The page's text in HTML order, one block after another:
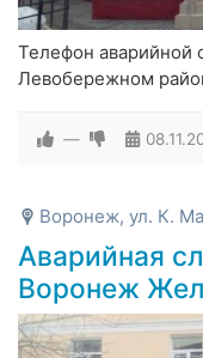
Телефон аварийной
Левобережном
—
Воронеж, ул. К.
Аварийная
Воронеж